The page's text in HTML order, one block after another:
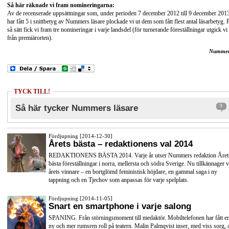
Så här räknade vi fram nomineringarna:
Av de recenserade uppsättningar som, under perioden 7 december 2012 till 9 december
har fått 5 i snittbetyg av Nummers läsare plockade vi ut dem som fått flest antal läsarbetyg.
så sätt fick vi fram tre nomineringar i varje landsdel (för turnerande föreställningar utgick vi
från premiärorten).
TYCK TILL!
Så här tycker Nummers läsare 9
Fördjupning [2014-12-30]
Årets bästa – redaktionens val 2014
REDAKTIONENS BÄSTA 2014. Varje år utser Nummers redaktion
bästa föreställningar i norra, mellersta och södra Sverige. Nu tillkännager
årets vinnare – en bortglömd feministisk höjdare, en gammal saga i ny
tappning och en Tjechov som anpassas för varje spelplats.
Fördjupning [2014-11-05]
Snart en smartphone i varje salong
SPANING. Från störningsmoment till medaktör. Mobiltelefonen har fått
ny och mer rumsren roll på teatern. Malin Palmqvist inser, med viss sorg,